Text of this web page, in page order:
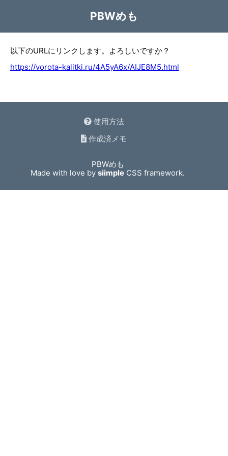
PBWめも
以下のURLにリンクします。よろしいですか？
https://vorota-kalitki.ru/4A5yA6x/AIJE8M5.html
使用方法
作成済メモ
PBWめも
Made with love bysiimple CSS framework.